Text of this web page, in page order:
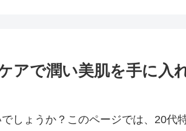
アで潤い美肌を手に入
しょうか？このページでは、20